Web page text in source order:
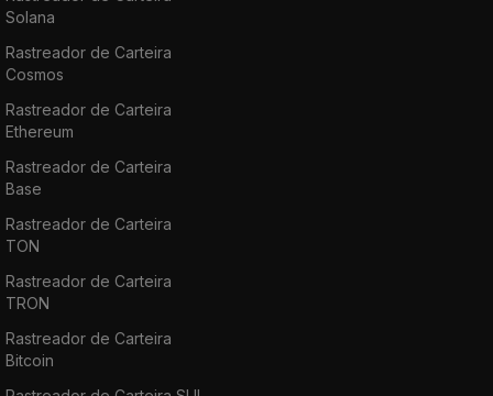
Solana
Rastreador de Carteira
Cosmos
Rastreador de Carteira
Ethereum
Rastreador de Carteira
Base
Rastreador de Carteira
TON
Rastreador de Carteira
TRON
Rastreador de Carteira
Bitcoin